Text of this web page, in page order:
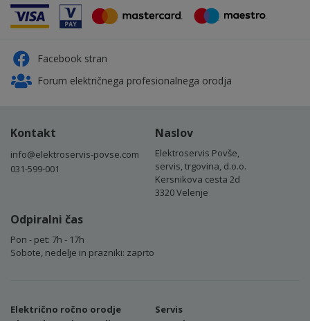
Facebook stran
Forum električnega profesionalnega orodja
Kontakt
info@elektroservis-povse.com
031-599-001
Naslov
Elektroservis Povše,
servis, trgovina, d.o.o.
Kersnikova cesta 2d
3320 Velenje
Odpiralni čas
Pon - pet: 7h - 17h
Sobote, nedelje in prazniki: zaprto
Električno ročno orodje
Servis